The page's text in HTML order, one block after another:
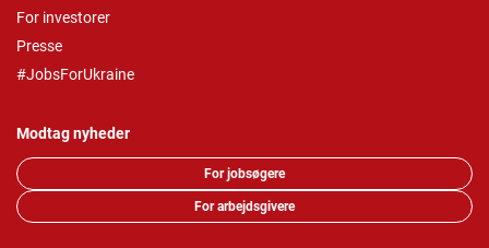
For investorer
Presse
#JobsForUkraine
Modtag nyheder
For jobsøgere
For arbejdsgivere